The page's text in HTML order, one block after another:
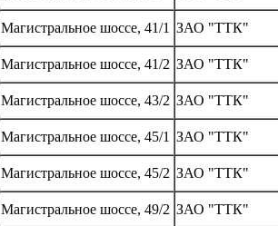
Магистральное шоссе, 41/1 ЗАО "ТТК"
Магистральное шоссе, 41/2 ЗАО "ТТК"
Магистральное шоссе, 43/2 ЗАО "ТТК"
Магистральное шоссе, 45/1 ЗАО "ТТК"
Магистральное шоссе, 45/2 ЗАО "ТТК"
Магистральное шоссе, 49/2 ЗАО "ТТК"